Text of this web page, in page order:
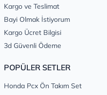
Kargo ve Teslimat
Bayi Olmak İstiyorum
Kargo Ücret Bilgisi
3d Güvenli Ödeme
POPÜLER SETLER
Honda Pcx Ön Takım Set